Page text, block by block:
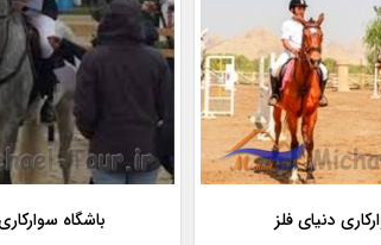
دنیای فلز باشگاه